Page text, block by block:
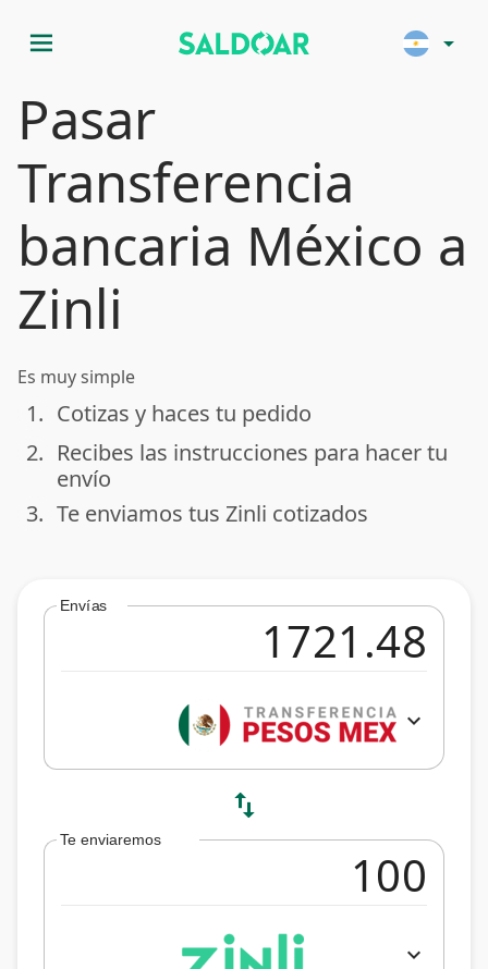
menu arrow_drop_down
Pasar
Transferencia
bancaria México a
Zinli
Es muy simple
done
1. Cotizas y haces tu pedido
done
2. Recibes las instrucciones para hacer tu
envío
done
3. Te enviamos tus Zinli cotizados
Envías
expand_more
swap_vert
Te enviaremos
expand_more